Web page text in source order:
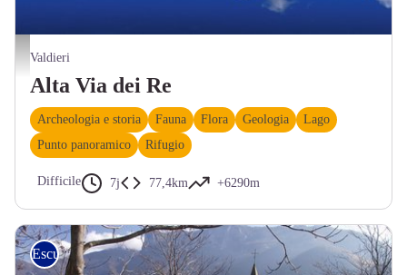
Trekker sulle sponde del Lagarot di Fenestrelle, al cospetto del Monte Gelas - Nanni
Valdieri
Alta Via dei Re
Archeologia e storia Fauna Flora Geologia
Lago
Punto panoramico
Rifugio
Difficile 7j 77,4km +6290m
Escursionismo